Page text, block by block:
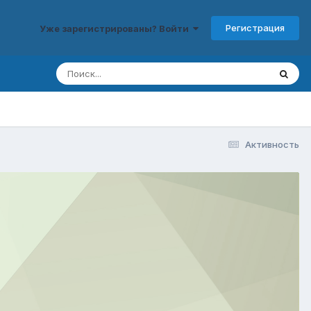
Уже зарегистрированы? Войти Регистрация
Активность